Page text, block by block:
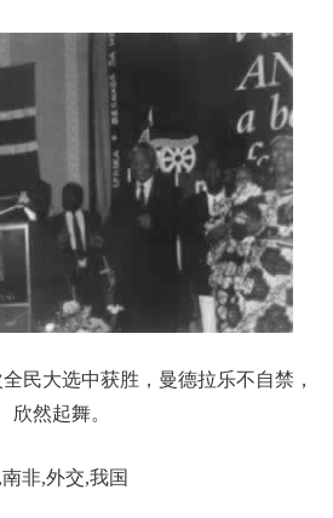
民大选中获胜，曼德拉乐不自禁，
欣然起舞。
非,外交,我国